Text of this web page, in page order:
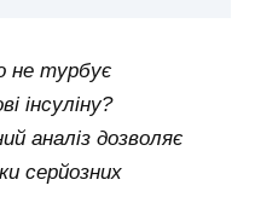
не турбує
інсуліну?
аналіз дозволяє
серйозних